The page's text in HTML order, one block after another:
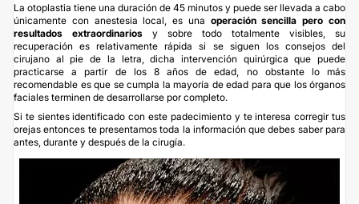
La otoplastia tiene una duración de 45 minutos y puede ser llevada a cabo
únicamente con anestesia local, es una operación sencilla pero con
resultados extraordinarios y sobre todo totalmente visibles, su
recuperación es relativamente rápida si se siguen los consejos del
cirujano al pie de la letra, dicha intervención quirúrgica que puede
practicarse a partir de los 8 años de edad, no obstante lo más
recomendable es que se cumpla la mayoría de edad para que los órganos
faciales terminen de desarrollarse por completo.
Si te sientes identificado con este padecimiento y te interesacorregir tus
orejasentonces te presentamos toda la información que debes saber para
antes, durante y después de la cirugía.